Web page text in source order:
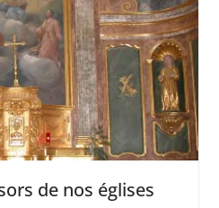
de nos églises